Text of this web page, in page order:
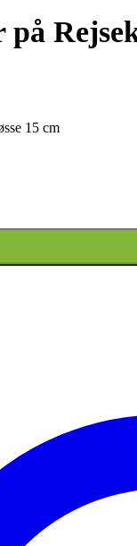
15 cm
til Eventyr antal